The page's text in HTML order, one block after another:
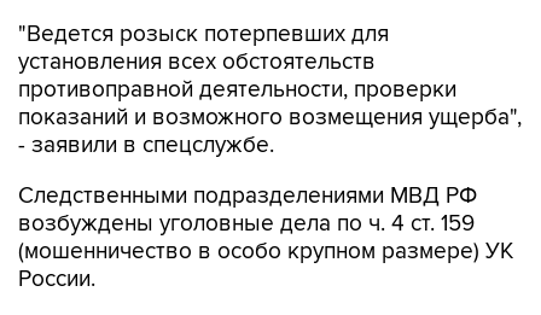
"Ведется розыск потерпевших для
установления всех обстоятельств
противоправной деятельности, проверки
показаний и возможного возмещения ущерба",
- заявили в спецслужбе.
Следственными подразделениями МВД РФ
возбуждены уголовные дела по ч. 4 ст. 159
(мошенничество в особо крупном размере) УК
России.